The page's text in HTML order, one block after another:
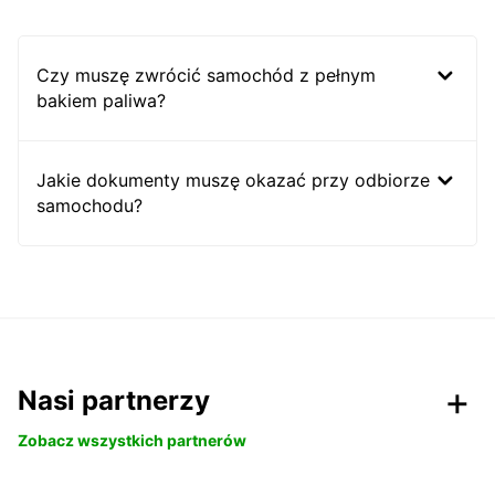
Czy muszę zwrócić samochód z pełnym
bakiem paliwa?
Jakie dokumenty muszę okazać przy odbiorze
samochodu?
Nasi partnerzy
Zobacz wszystkich partnerów